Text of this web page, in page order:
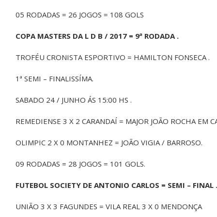
05 RODADAS = 26 JOGOS = 108 GOLS
COPA MASTERS DA L D B / 2017 = 9ª RODADA .
TROFÉU CRONISTA ESPORTIVO = HAMILTON FONSECA .
1ª SEMI – FINALISSÍMA.
SABADO 24 / JUNHO ÁS 15:00 HS .
REMEDIENSE 3 X 2 CARANDAÍ = MAJOR JOÃO ROCHA EM
OLIMPIC 2 X 0 MONTANHEZ = JOÃO VIGIA / BARROSO.
09 RODADAS = 28 JOGOS = 101 GOLS.
FUTEBOL SOCIETY DE ANTONIO CARLOS = SEMI – FINAL .
UNIÃO 3 X 3 FAGUNDES = VILA REAL 3 X 0 MENDONÇA